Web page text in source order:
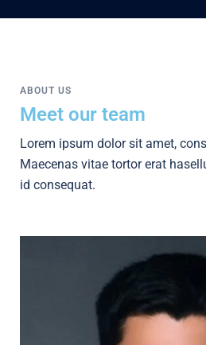
ABOUT US
Meet our team
Lorem ipsum dolor sit amet,
Maecenas vitae tortor erat
id consequat.